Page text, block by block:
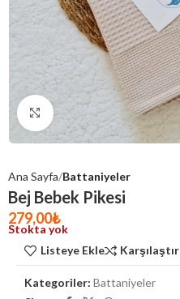
Click to enlarge
Ana Sayfa Battaniyeler
Bej Bebek Pikesi
279,00₺
Stokta yok
Listeye Ekle
Karşılaştır
Kategoriler: Battaniyeler